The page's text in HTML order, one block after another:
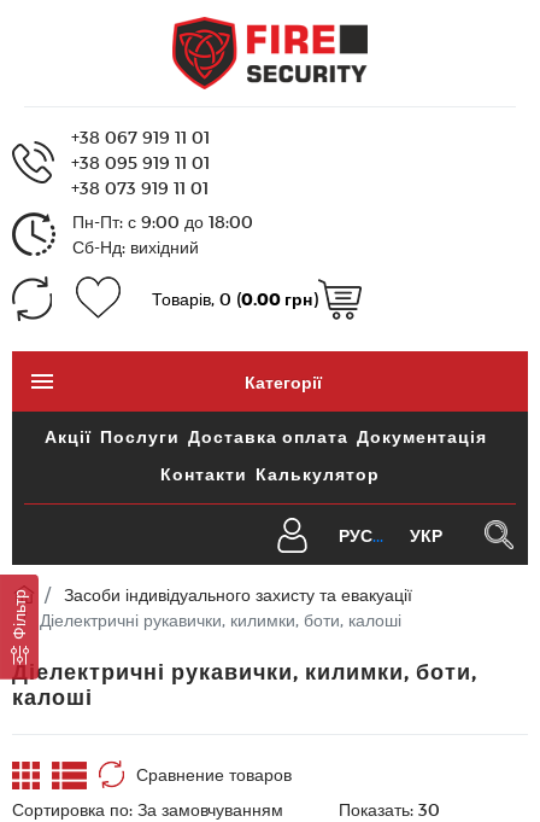
+38 067 919 11 01
+38 095 919 11 01
+38 073 919 11 01
Пн-Пт: с 9:00 до 18:00
Сб-Нд: вихідний
Товарів, 0 (0.00 грн)
Категорії
Акції Послуги Доставка оплата Документація
Контакти Калькулятор
РУС УКР
Фільтр
Засоби індивідуального захисту та евакуації
Діелектричні рукавички, килимки, боти, калоші
Діелектричні рукавички, килимки, боти,
калоші
Сравнение товаров
Сортировка по:
Показать: